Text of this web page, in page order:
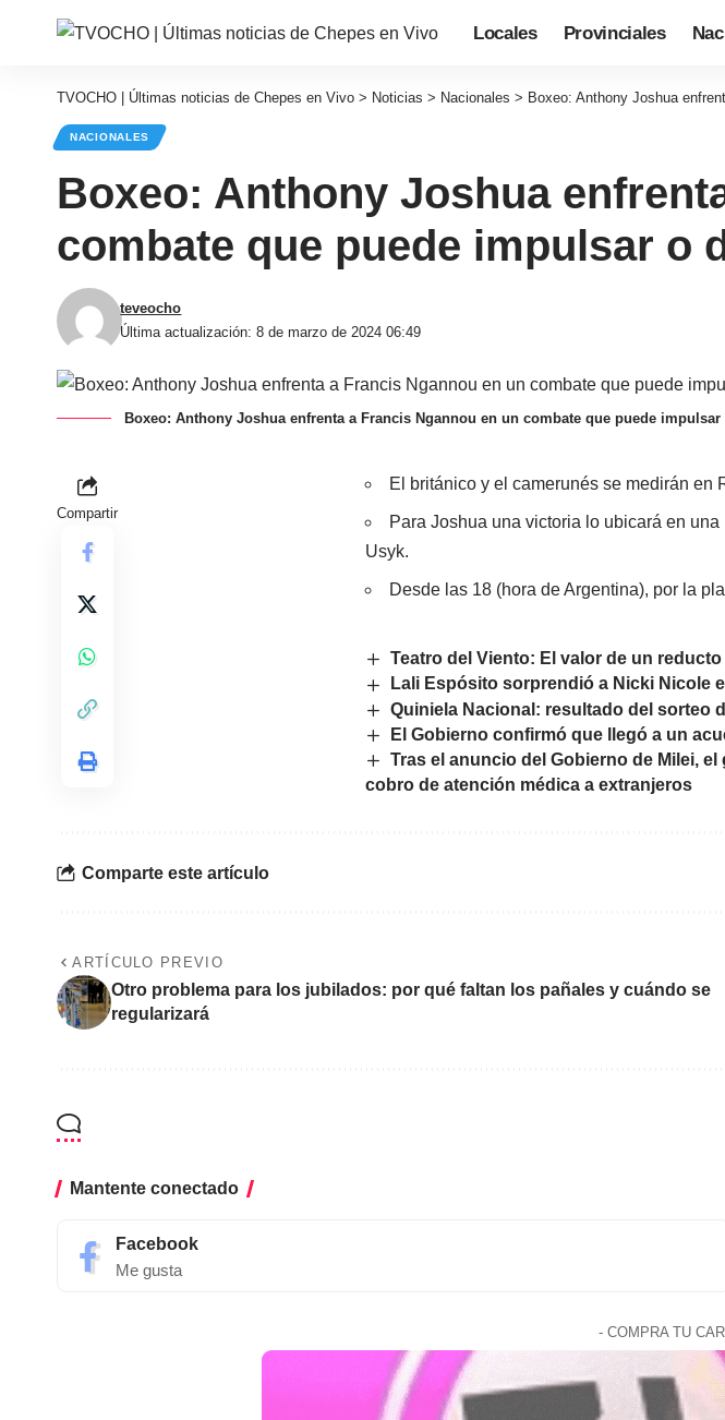
Locales Provinciales
TVOCHO | Últimas noticias de Chepes en Vivo > Noticias > Nacionales > Boxeo: Anthony Joshua
NACIONALES
Boxeo: Anthony Joshua
combate que puede impulsar o
Última actualización: 8 de marzo de 2024 06:49
teveocho
Boxeo: Anthony Joshua enfrenta a Francis Ngannou en un combate que puede
Compartir
El británico y el camerunés se medirán en
Para Joshua una victoria lo ubicará en
Usyk.
Desde las 18 (hora de Argentina), por la
Teatro del Viento: El valor de un
Lali Espósito sorprendió a Nicki Nicole
Quiniela Nacional: resultado del sorteo
El Gobierno confirmó que llegó a un
Tras el anuncio del Gobierno de Milei,
cobro de atención médica a extranjeros
Comparte este artículo
ARTÍCULO PREVIO
Otro problema para los jubilados: por qué faltan los pañales y cuándo se
regularizará
Mantente conectado
Facebook
Me gusta
- COMPRA TU